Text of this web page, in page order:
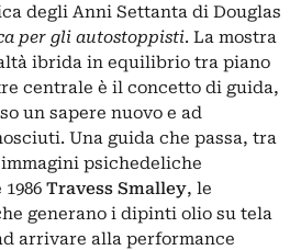
degli Anni Settanta di Douglas
per gli autostoppisti. La mostra
ibrida in equilibrio tra piano
centrale è il concetto di guida,
un sapere nuovo e ad
Una guida che passa, tra
psichedeliche
Travess Smalley, le
generano i dipinti olio su tela
arrivare alla performance